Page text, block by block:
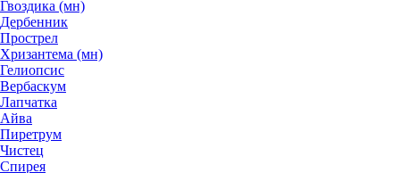
Гвоздика (мн)
Дербенник
Прострел
Хризантема (мн)
Гелиопсис
Вербаскум
Лапчатка
Айва
Пиретрум
Чистец
Спирея